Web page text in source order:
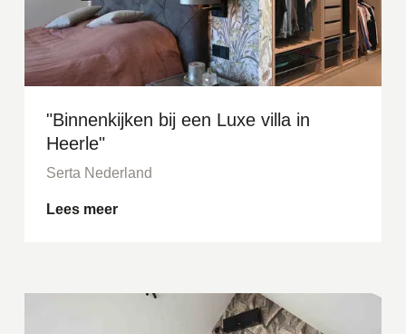
"Binnenkijken bij een Luxe villa in
Heerle"
Serta Nederland
Lees meer